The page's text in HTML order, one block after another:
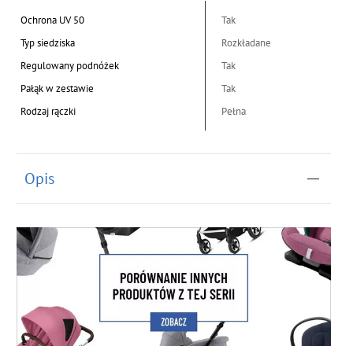
Ochrona UV 50
Tak
Typ siedziska
Rozkładane
Regulowany podnóżek
Tak
Pałąk w zestawie
Tak
Rodzaj rączki
Pełna
Opis